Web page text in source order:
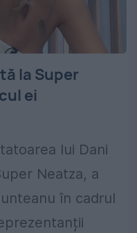
la Super
ei
lui Dani
Neatza, a
în cadrul